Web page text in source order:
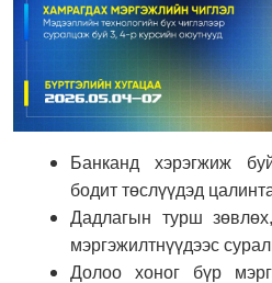
Банканд хэрэгжиж
бодит төслүүдэд
Дадлагын турш
мэргэжилтнүүдээс
Долоо хоног бүр